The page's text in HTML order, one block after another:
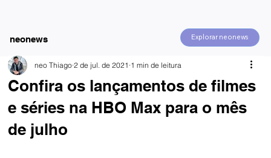
Explorar neonews
neonews
Confira os lançamentos de filmes
e séries na HBO Max para o mês
de julho
neo Thiago 2 de jul. de 2021 1 min de leitura